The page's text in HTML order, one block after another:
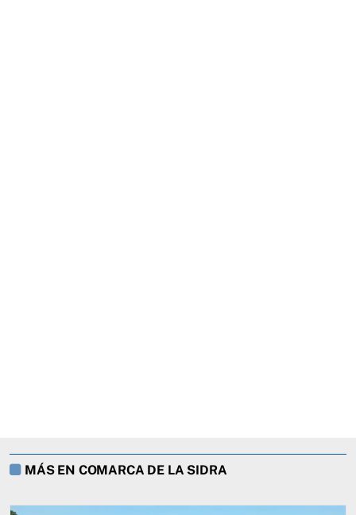
MÁS EN COMARCA DE LA SIDRA